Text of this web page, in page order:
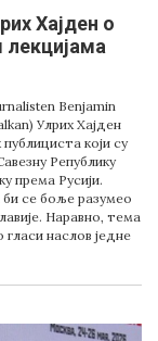
Хајден о
Benjamin
Улрих Хајден
који су
Републику
према Русији.
би се боље разумео
Наравно, тема
гласи наслов једне